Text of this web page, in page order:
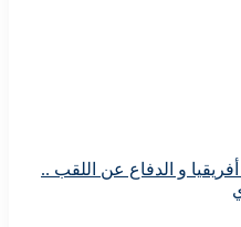
و الدفاع عن اللقب ..